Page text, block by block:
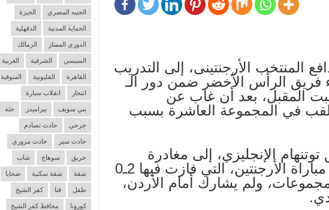
المنتخب الأرجنتينى، إلى التدريب
فريق الرأس الأخضر ضمن دور الـ
2026، السبت المقبل، بعد أن غاب عن
في المجموعة العاشرة بسبب
الإنجليزي، إلى مغادرة
الملعب في الدقيقة 57 من مباراة الأرجنتين، التي فازت فيها 2ـ0
ولم يشارك أمام الأردن،
الجنيه المصري الجيزة
الحماية المدنية الدقهلية
الدوري الممتاز الزمالك
السيسي الشرقية الغربية
القاهرة القليوبية المنوفية
انتحار انقلاب سيارة
بني سويف بيراميدز جثة
جرحي حادث تصادم
حادث سير حادث مروري
حريق سوهاج شاب
شقة شقة سكنية ضحايا
طفل قنا كفر الشيخ
كورونا محافظ كفر الشيخ